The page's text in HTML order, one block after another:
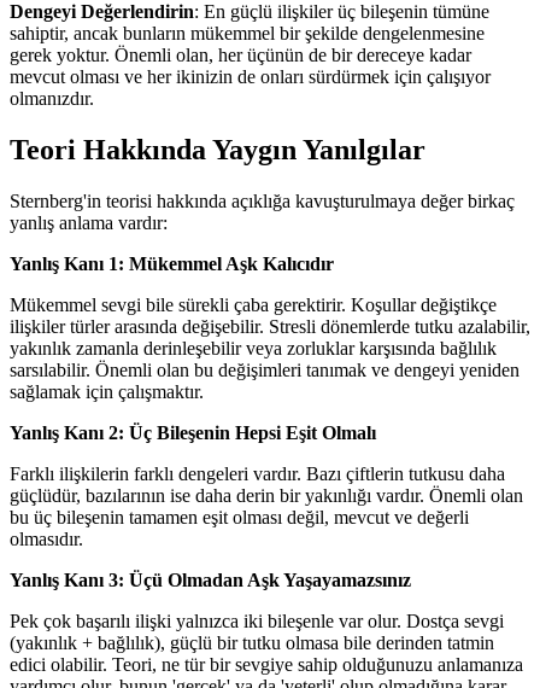
Dengeyi Değerlendirin: En güçlü ilişkiler üç bileşenin tümüne
sahiptir, ancak bunların mükemmel bir şekilde dengelenmesine
gerek yoktur. Önemli olan, her üçünün de bir dereceye kadar
mevcut olması ve her ikinizin de onları sürdürmek için çalışıyor
olmanızdır.
Teori Hakkında Yaygın Yanılgılar
Sternberg'in teorisi hakkında açıklığa kavuşturulmaya değer birkaç
yanlış anlama vardır:
Yanlış Kanı 1: Mükemmel Aşk Kalıcıdır
Mükemmel sevgi bile sürekli çaba gerektirir. Koşullar değiştikçe
ilişkiler türler arasında değişebilir. Stresli dönemlerde tutku azalabilir,
yakınlık zamanla derinleşebilir veya zorluklar karşısında bağlılık
sarsılabilir. Önemli olan bu değişimleri tanımak ve dengeyi yeniden
sağlamak için çalışmaktır.
Yanlış Kanı 2: Üç Bileşenin Hepsi Eşit Olmalı
Farklı ilişkilerin farklı dengeleri vardır. Bazı çiftlerin tutkusu daha
güçlüdür, bazılarının ise daha derin bir yakınlığı vardır. Önemli olan
bu üç bileşenin tamamen eşit olması değil, mevcut ve değerli
olmasıdır.
Yanlış Kanı 3: Üçü Olmadan Aşk Yaşayamazsınız
Pek çok başarılı ilişki yalnızca iki bileşenle var olur. Dostça sevgi
(yakınlık + bağlılık), güçlü bir tutku olmasa bile derinden tatmin
edici olabilir. Teori, ne tür bir sevgiye sahip olduğunuzu anlamanıza